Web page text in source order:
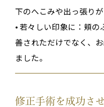
下のへこみや出っ張り
•若々しい印象に ：頬
善されただけでなく、
ました。
修正手術を成功さ